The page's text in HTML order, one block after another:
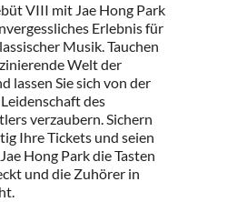
VIII mit Jae Hong Park
Erlebnis für
Musik. Tauchen
Welt der
lassen Sie sich von der
des
verzaubern. Sichern
Ihre Tickets und seien
Hong Park die Tasten
und die Zuhörer in